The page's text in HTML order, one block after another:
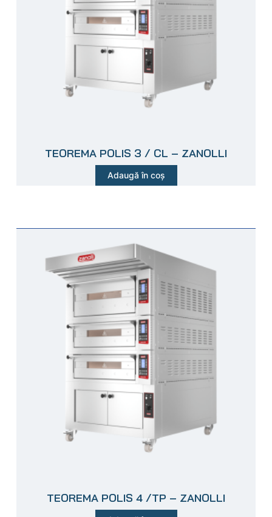
TEOREMA POLIS 3 / CL – ZANOLLI
Adaugă în coș
TEOREMA POLIS 4 /TP – ZANOLLI